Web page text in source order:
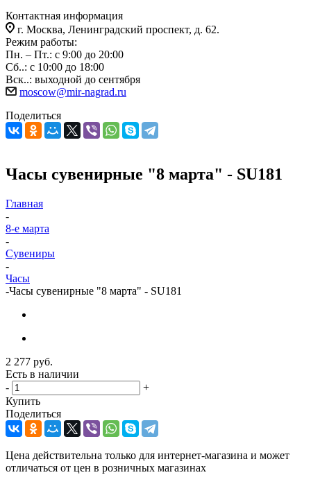
Контактная информация
г. Москва, Ленинградский проспект, д. 62.
Режим работы:
Пн. – Пт.: с 9:00 до 20:00
Сб..: с 10:00 до 18:00
Вск..: выходной до сентября
moscow@mir-nagrad.ru
Поделиться
Часы сувенирные "8 марта" - SU181
Главная
-
8-е марта
-
Сувениры
-
Часы
-Часы сувенирные "8 марта" - SU181
2 277 руб.
Есть в наличии
-
+
Купить
Поделиться
Цена действительна только для интернет-магазина и может
отличаться от цен в розничных магазинах